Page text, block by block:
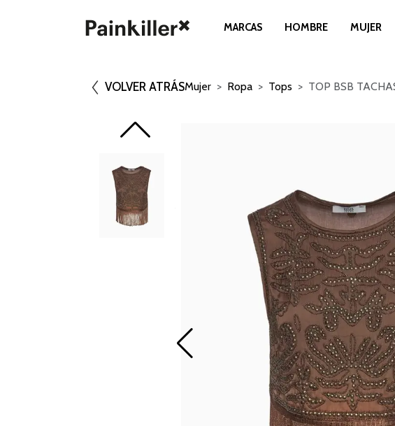
MARCAS HOMBRE MUJER
VOLVER ATRÁSMujer Ropa Tops TOP BSB